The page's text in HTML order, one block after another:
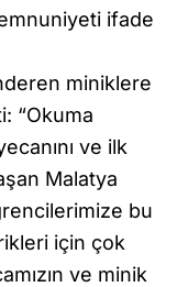
ifade
miniklere
“Okuma
ve ilk
Malatya
bu
için çok
ve minik